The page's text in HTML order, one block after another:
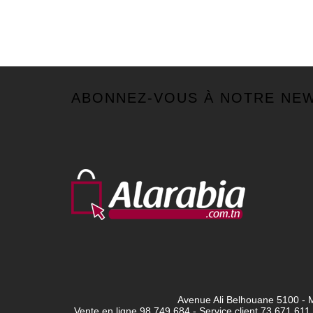
ABONNEZ-VOUS À NOTRE
Avenue Ali Belhouane 5100 -